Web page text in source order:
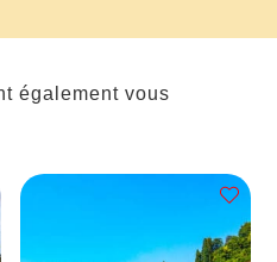
également vous